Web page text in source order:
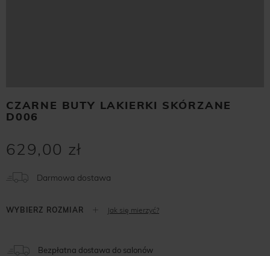
CZARNE BUTY LAKIERKI SKÓRZANE
D006
629,00 zł
Darmowa dostawa
Jak się mierzyć?
Bezpłatna dostawa do salonów